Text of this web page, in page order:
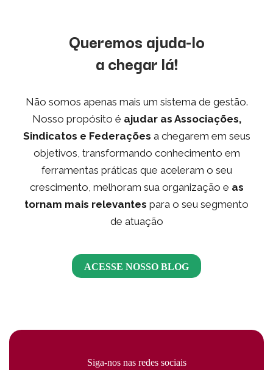
Queremos ajuda-lo
a chegar lá!
Não somos apenas mais um sistema de gestão.
Nosso propósito é ajudar as Associações,
Sindicatos e Federações a chegarem em seus
objetivos, transformando conhecimento em
ferramentas práticas que aceleram o seu
crescimento, melhoram sua organização e as
tornam mais relevantes para o seu segmento
de atuação
ACESSE NOSSO BLOG
Siga-nos nas redes sociais